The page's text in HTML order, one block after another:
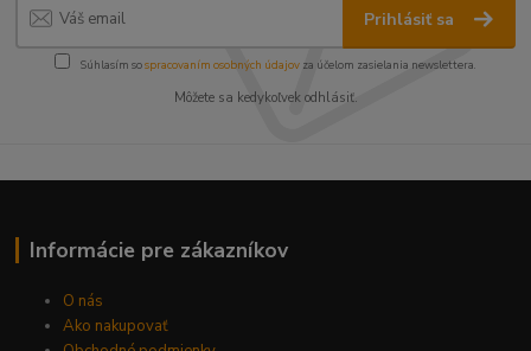
Prihlásiť sa
Súhlasím sospracovaním osobných údajov za účelom zasielania newslettera.
Môžete sa kedykoľvek odhlásiť.
Informácie pre zákazníkov
O nás
Ako nakupovať